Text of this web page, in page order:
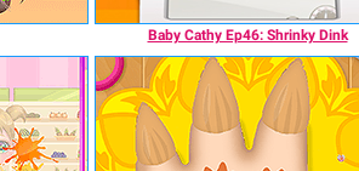
Baby Cathy Ep46: Shrinky Dink